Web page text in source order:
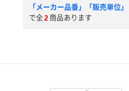
「メーカー品番」「販売単位」
で全2 商品あります